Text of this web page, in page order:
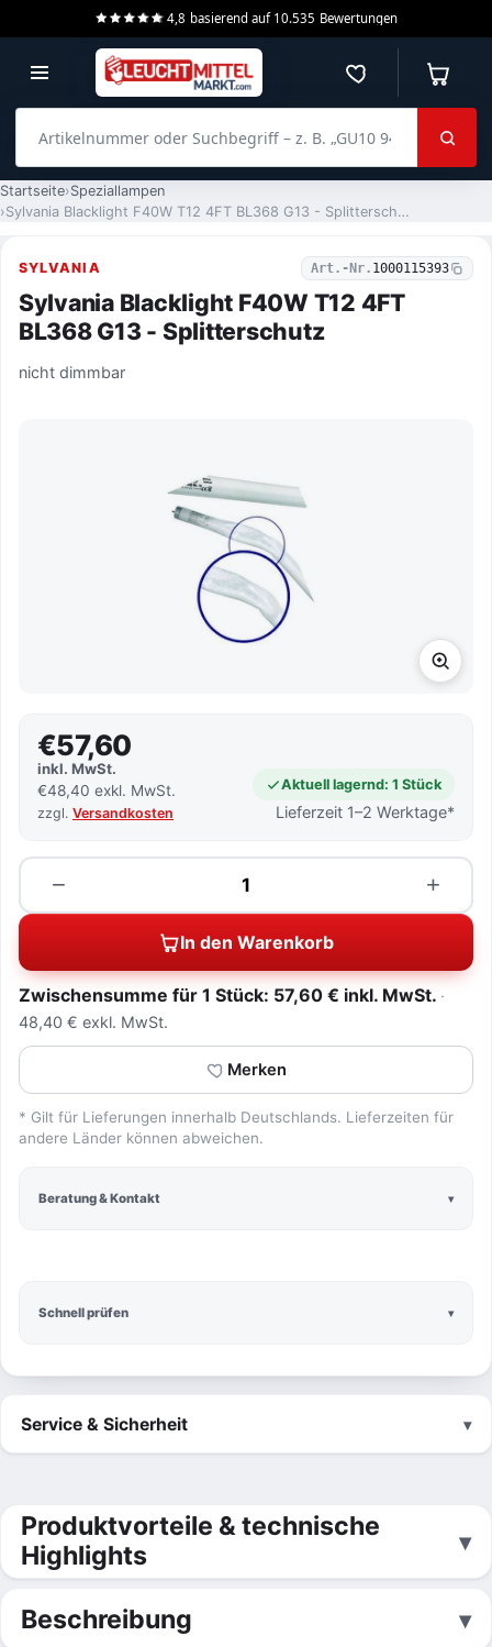
4,8 basierend auf 10.535 Bewertungen
Merkzettel
Startseite Speziallampen
Sylvania Blacklight F40W T12 4FT BL368 G13 - Splitterschutz
SYLVANIA Art.-Nr. 1000115393
Sylvania Blacklight F40W T12 4FT
BL368 G13 - Splitterschutz
nicht dimmbar
Schnell prüfen
€57,60
inkl. MwSt.
€48,40 exkl. MwSt.
zzgl. Versandkosten
Aktuell lagernd: 1 Stück
Lieferzeit 1–2 Werktage*
−
Menge +
In den Warenkorb
Zwischensumme für 1 Stück: 57,60 € inkl. MwSt.
48,40 € exkl. MwSt.
Merken
* Gilt für Lieferungen innerhalb Deutschlands. Lieferzeiten für
andere Länder können abweichen.
Beratung & Kontakt
Service & Sicherheit
Produktvorteile & technische
Highlights
Beschreibung